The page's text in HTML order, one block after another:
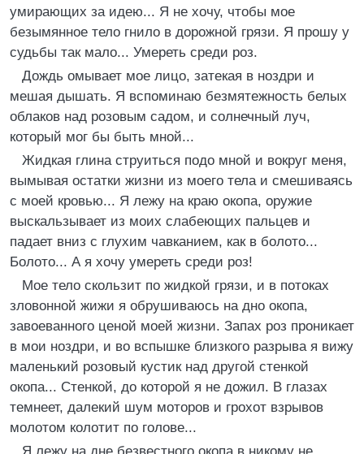
умирающих за идею... Я не хочу, чтобы мое
безымянное тело гнило в дорожной грязи. Я прошу у
судьбы так мало... Умереть среди роз.
Дождь омывает мое лицо, затекая в ноздри и
мешая дышать. Я вспоминаю безмятежность белых
облаков над розовым садом, и солнечный луч,
который мог бы быть мной...
Жидкая глина струиться подо мной и вокруг меня,
вымывая остатки жизни из моего тела и смешиваясь
с моей кровью... Я лежу на краю окопа, оружие
выскальзывает из моих слабеющих пальцев и
падает вниз с глухим чавканием, как в болото...
Болото... А я хочу умереть среди роз!
Мое тело скользит по жидкой грязи, и в потоках
зловонной жижи я обрушиваюсь на дно окопа,
завоеванного ценой моей жизни. Запах роз проникает
в мои ноздри, и во вспышке близкого разрыва я вижу
маленький розовый кустик над другой стенкой
окопа... Стенкой, до которой я не дожил. В глазах
темнеет, далекий шум моторов и грохот взрывов
молотом колотит по голове...